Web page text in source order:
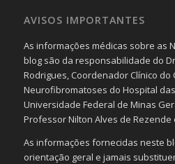
AVISOS IMPORTANTES
As informações médicas sobre as
blog são da responsabilidade do
Rodrigues, Coordenador Clínico
Neurofibromatoses do Hospital
Universidade Federal de Minas
Professor Nilton Alves de Rezende
As informações fornecidas neste
orientação geral e jamais